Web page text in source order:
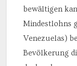
bewältigen
Mindestlohns
Venezuelas)
Bevölkerung